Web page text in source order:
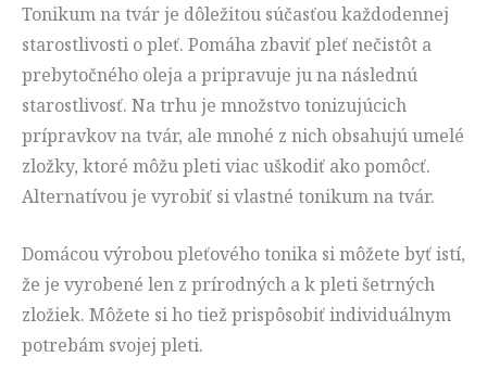
Tonikum na tvár je dôležitou súčasťou každodennej
starostlivosti o pleť. Pomáha zbaviť pleť nečistôt a
prebytočného oleja a pripravuje ju na následnú
starostlivosť. Na trhu je množstvo tonizujúcich
prípravkov na tvár, ale mnohé z nich obsahujú umelé
zložky, ktoré môžu pleti viac uškodiť ako pomôcť.
Alternatívou je vyrobiť si vlastné tonikum na tvár.
Domácou výrobou pleťového tonika si môžete byť istí,
že je vyrobené len z prírodných a k pleti šetrných
zložiek. Môžete si ho tiež prispôsobiť individuálnym
potrebám svojej pleti.